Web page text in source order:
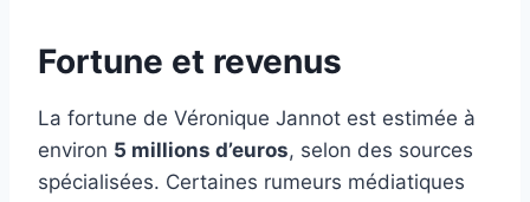
Fortune et revenus
La fortune de Véronique Jannot est estimée à
environ 5 millions d’euros, selon des sources
spécialisées. Certaines rumeurs médiatiques